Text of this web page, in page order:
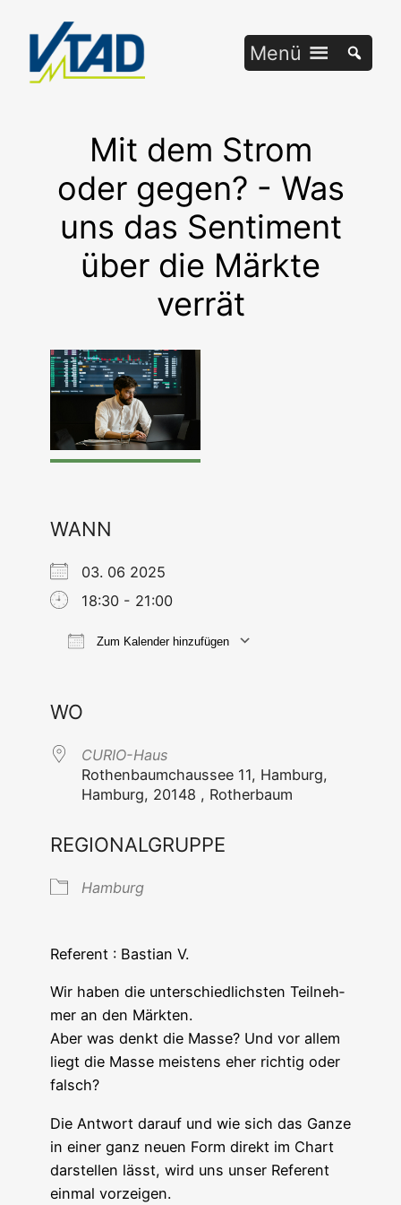
springen
Menü
Mit dem Strom
oder gegen? - Was
uns das Sentiment
über die Märkte
verrät
WANN
03. 06 2025
18:30 - 21:00
Zum Kalender hinzufügen
WO
CURIO-Haus
Rothen­baum­chaus­see 11, Ham­burg,
Ham­burg, 20148 , Rotherbaum
REGIONALGRUPPE
Ham­burg
Refe­rent : Bas­ti­an V.
Wir haben die unter­schied­lichs­ten Teil­neh­
mer an den Märkten.
Aber was denkt die Mas­se? Und vor allem
liegt die Mas­se meis­tens eher rich­tig oder
falsch?
Die Ant­wort dar­auf und wie sich das Gan­ze
in einer ganz neu­en Form direkt im Chart
dar­stel­len lässt, wird uns unser Refe­rent
ein­mal vorzeigen.